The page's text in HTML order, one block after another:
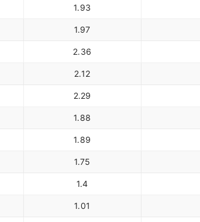
1.93
1.97
2.36
2.12
2.29
1.88
1.89
1.75
1.4
1.01